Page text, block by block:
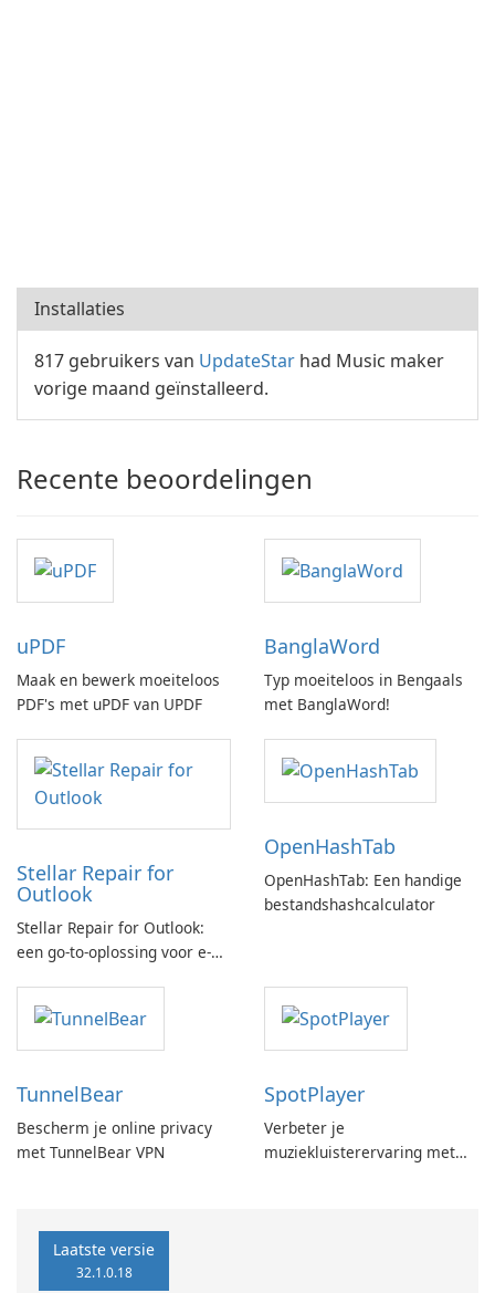
Installaties
817 gebruikers van UpdateStar had Music maker
vorige maand geïnstalleerd.
Recente beoordelingen
uPDF
Maak en bewerk moeiteloos
PDF's met uPDF van UPDF
BanglaWord
Typ moeiteloos in Bengaals
met BanglaWord!
Stellar Repair for
Outlook
Stellar Repair for Outlook:
een go-to-oplossing voor e-
OpenHashTab
OpenHashTab: Een handige
bestandshashcalculator
TunnelBear
Bescherm je online privacy
met TunnelBear VPN
SpotPlayer
Verbeter je
muziekluisterervaring met
Laatste versie
32.1.0.18